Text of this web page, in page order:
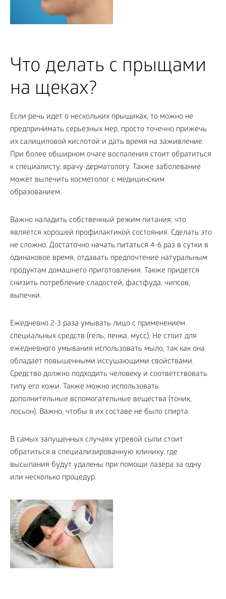
Что делать с прыщами
на щеках?
Если речь идет о нескольких прыщиках, то можно не
предпринимать серьезных мер, просто точечно прижечь
их салициловой кислотой и дать время на заживление.
При более обширном очаге воспаления стоит обратиться
к специалисту, врачу-дерматологу. Также заболевание
может вылечить косметолог с медицинским
образованием.
Важно наладить собственный режим питания, что
является хорошей профилактикой состояния. Сделать это
не сложно. Достаточно начать питаться 4-6 раз в сутки в
одинаковое время, отдавать предпочтение натуральным
продуктам домашнего приготовления. Также придется
снизить потребление сладостей, фастфуда, чипсов,
выпечки.
Ежедневно 2-3 раза умывать лицо с применением
специальных средств (гель, пенка, мусс). Не стоит для
ежедневного умывания использовать мыло, так как она
обладает повышенными иссушающими свойствами.
Средство должно подходить человеку и соответствовать
типу его кожи. Также можно использовать
дополнительные вспомогательные вещества (тоник,
лосьон). Важно, чтобы в их составе не было спирта.
В самых запущенных случаях угревой сыпи стоит
обратиться в специализированную клинику, где
высыпания будут удалены при помощи лазера за одну
или несколько процедур.